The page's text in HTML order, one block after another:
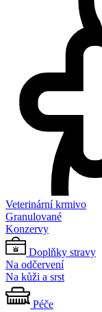
Veterinární krmivo
Granulované
Konzervy
Doplňky stravy
Na odčervení
Na kůži a srst
Péče